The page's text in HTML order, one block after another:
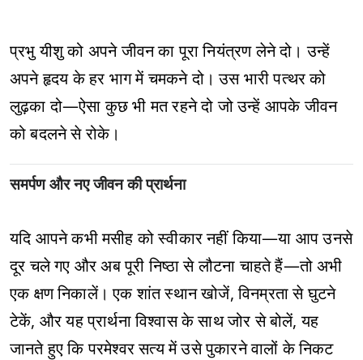
प्रभु यीशु को अपने जीवन का पूरा नियंत्रण लेने दो। उन्हें
अपने हृदय के हर भाग में चमकने दो। उस भारी पत्थर को
लुढ़का दो—ऐसा कुछ भी मत रहने दो जो उन्हें आपके जीवन
को बदलने से रोके।
समर्पण और नए जीवन की प्रार्थना
यदि आपने कभी मसीह को स्वीकार नहीं किया—या आप उनसे
दूर चले गए और अब पूरी निष्ठा से लौटना चाहते हैं—तो अभी
एक क्षण निकालें। एक शांत स्थान खोजें, विनम्रता से घुटने
टेकें, और यह प्रार्थना विश्वास के साथ जोर से बोलें, यह
जानते हुए कि परमेश्वर सत्य में उसे पुकारने वालों के निकट